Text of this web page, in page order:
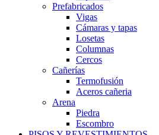
Prefabricados
Vigas
Cámaras y tapas
Losetas
Columnas
Cercos
Cañerías
Termofusión
Aceros cañeria
Arena
Piedra
Escombro